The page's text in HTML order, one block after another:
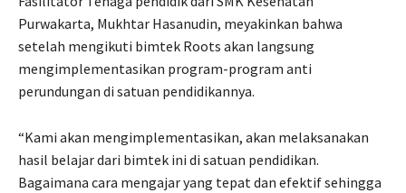
Purwakarta, Mukhtar Hasanudin, meyakinkan bahwa
setelah mengikuti bimtek Roots akan langsung
mengimplementasikan program-program anti
perundungan di satuan pendidikannya.
“Kami akan mengimplementasikan, akan melaksanakan
hasil belajar dari bimtek ini di satuan pendidikan.
Bagaimana cara mengajar yang tepat dan efektif sehingga